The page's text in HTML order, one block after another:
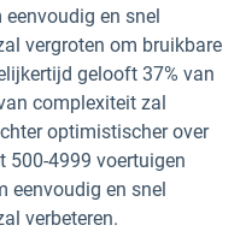
en snel
vergroten om bruikbare
gelooft 37% van
complexiteit zal
optimistischer over
500-4999 voertuigen
eenvoudig en snel
verbeteren.